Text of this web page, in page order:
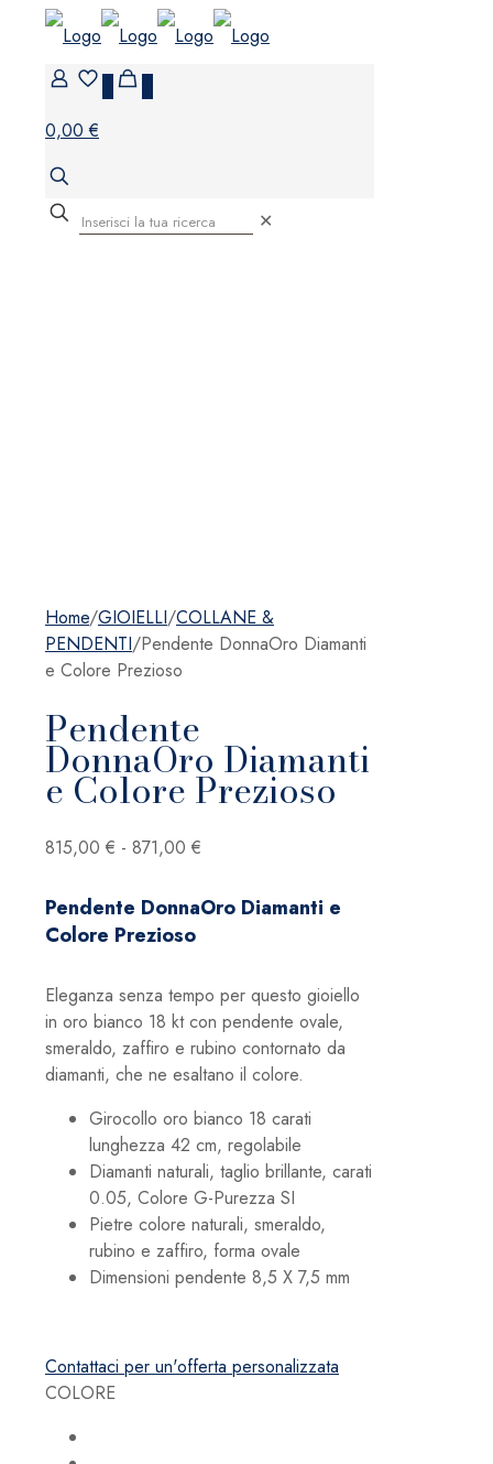
0,00 €
✕
Home/GIOIELLI/COLLANE &
PENDENTI/Pendente DonnaOro Diamanti
e Colore Prezioso
Pendente
DonnaOro Diamanti
e Colore Prezioso
815,00 € - 871,00 €
prezzo:
871,00 €
Pendente DonnaOro Diamanti e
Colore Prezioso
Eleganza senza tempo per questo gioiello
in oro bianco 18 kt con pendente ovale,
smeraldo, zaffiro e rubino contornato da
diamanti, che ne esaltano il colore.
Girocollo oro bianco 18 carati
lunghezza 42 cm, regolabile
Diamanti naturali, taglio brillante, carati
0.05, Colore G-Purezza SI
Pietre colore naturali, smeraldo,
rubino e zaffiro, forma ovale
Dimensioni pendente 8,5 X 7,5 mm
Contattaci per un'offerta personalizzata
COLORE